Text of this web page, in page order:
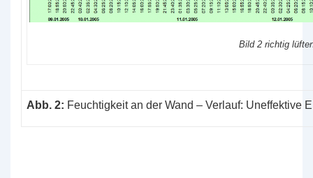
Bild 2 richtig
Abb. 2: Feuchtigkeit an der Wand – Verlauf: Uneffektive